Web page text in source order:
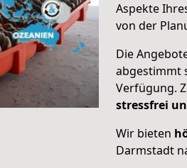
Aspekte
von der
Die
abgestimmt
Verfügung.
stressfrei
Wir bieten
Darmstadt